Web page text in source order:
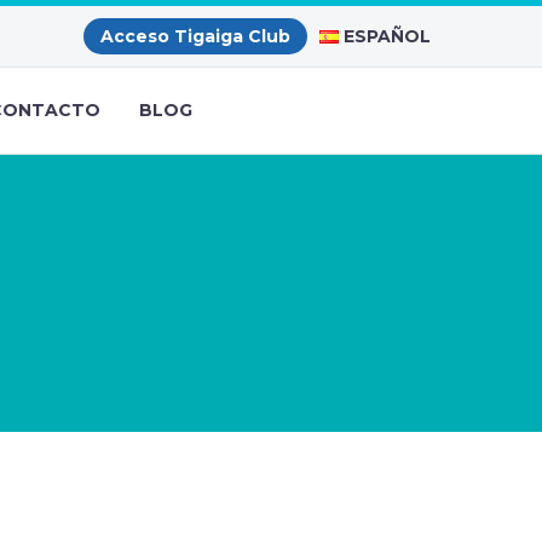
Acceso Tigaiga Club ESPAÑOL
BLOG